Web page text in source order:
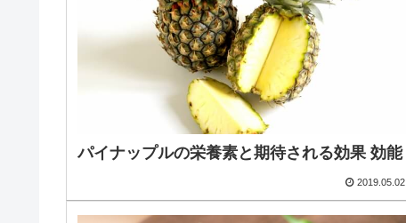
パイナップルの栄養素と期待される効果 効能
2019.05.02